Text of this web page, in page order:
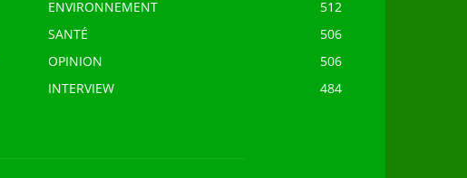
ENVIRONNEMENT
512
SANTÉ
506
OPINION
506
INTERVIEW
484